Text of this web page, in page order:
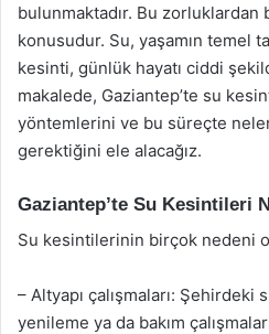
bulunmaktadır. Bu
konusudur. Su, yaşamın temel
kesinti, günlük hayatı ciddi
makalede, Gaziantep’te su
yöntemlerini ve bu süreçte
gerektiğini ele alacağız.
Gaziantep’te Su Kesintileri
Su kesintilerinin birçok nedeni
– Altyapı çalışmaları: Şehirdeki
yenileme ya da bakım